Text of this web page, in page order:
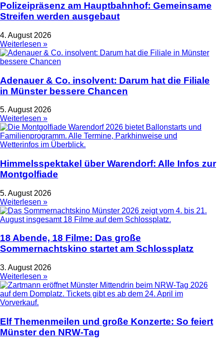
Polizeipräsenz am Hauptbahnhof: Gemeinsame
Streifen werden ausgebaut
4. August 2026
Weiterlesen »
Adenauer & Co. insolvent: Darum hat die Filiale
in Münster bessere Chancen
5. August 2026
Weiterlesen »
Himmelsspektakel über Warendorf: Alle Infos zur
Montgolfiade
5. August 2026
Weiterlesen »
18 Abende, 18 Filme: Das große
Sommernachtskino startet am Schlossplatz
3. August 2026
Weiterlesen »
Elf Themenmeilen und große Konzerte: So feiert
Münster den NRW-Tag